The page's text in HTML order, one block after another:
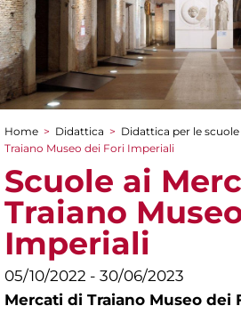
Tu sei qui
Home > Didattica > Didattica per le scuole
Traiano Museo dei Fori Imperiali
Scuole ai
Traiano
Imperiali
05/10/2022 - 30/06/2023
Mercati di Traiano Museo dei